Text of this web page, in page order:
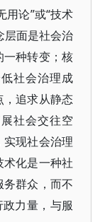
用论”或“技术
层面是社会治
种转变；核
社会治理成
追求从静态
社会交往空
现社会治理
化是一种社
群众，而不
力量，与服